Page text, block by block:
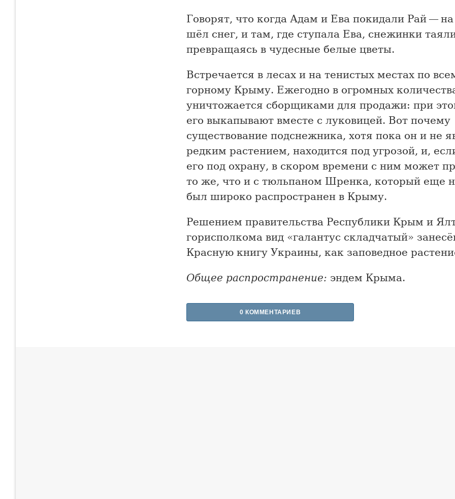
Говорят, что когда Адам и Ева покидали Рай —
шёл снег, и там, где ступала Ева, снежинки
превращаясь в чудесные белые цветы.
Встречается в лесах и на тенистых местах по
горному Крыму. Ежегодно в огромных
уничтожается сборщиками для продажи: при
его выкапывают вместе с луковицей. Вот почему
существование подснежника, хотя пока он и не
редким растением, находится под угрозой, и,
его под охрану, в скором времени с ним может
то же, что и с тюльпаном Шренка, который еще
был широко распространен в Крыму.
Решением правительства Республики Крым и
горисполкома вид «галантус складчатый»
Красную книгу Украины, как заповедное
Общее распространение: эндем Крыма.
0 КОММЕНТАРИЕВ